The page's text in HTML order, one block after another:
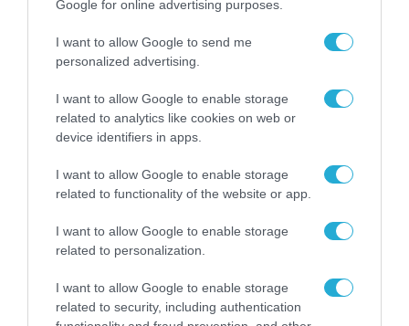
Google for online advertising purposes.
I want to allow Google to send me
personalized advertising.
I want to allow Google to enable storage
related to analytics like cookies on web or
device identifiers in apps.
I want to allow Google to enable storage
related to functionality of the website or app.
I want to allow Google to enable storage
related to personalization.
I want to allow Google to enable storage
related to security, including authentication
04.08.2026 | 13:02
Η ανακοίνωση του Πανελλήνιου Σωματείου
που γέλασε στη φωτιά